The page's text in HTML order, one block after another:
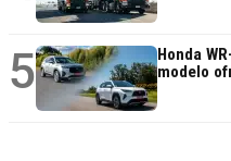
5
Honda
modelo